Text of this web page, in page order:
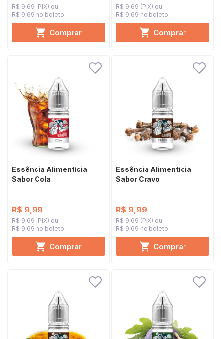
R$ 9,69 (PIX)
R$ 9,69 no boleto
Comprar
R$ 9,69 (PIX)
R$ 9,69 no boleto
Comprar
Essência Alimentícia
Sabor Cola
R$ 9,99
R$ 9,69 (PIX)
R$ 9,69 no boleto
Comprar
Essência Alimentícia
Sabor Cravo
R$ 9,99
R$ 9,69 (PIX)
R$ 9,69 no boleto
Comprar